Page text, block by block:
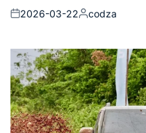
Posted
2026-03-22
Posted
codza